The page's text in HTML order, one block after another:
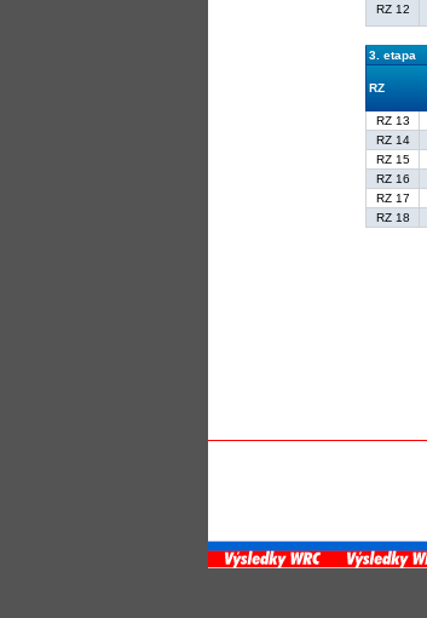
RZ 12
3. etapa
RZ
RZ 13
RZ 14
RZ 15
RZ 16
RZ 17
RZ 18